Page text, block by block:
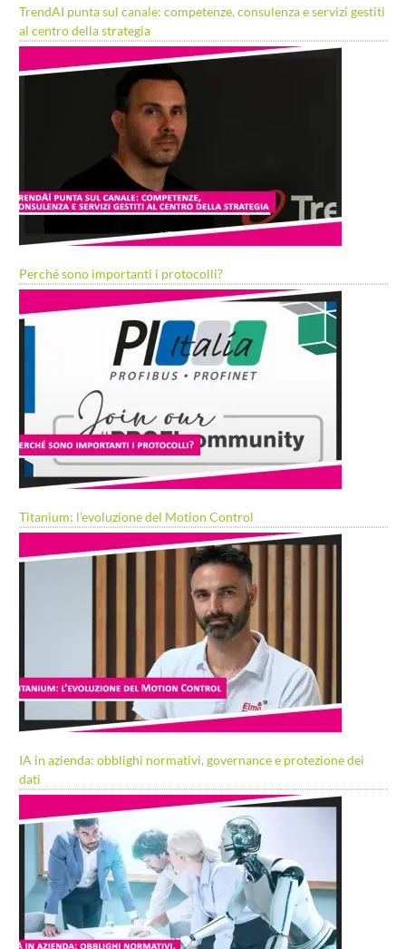
TrendAI punta sul canale: competenze, consulenza e servizi gestiti
al centro della strategia
Perché sono importanti i protocolli?
Titanium: l’evoluzione del Motion Control
IA in azienda: obblighi normativi, governance e protezione dei
dati